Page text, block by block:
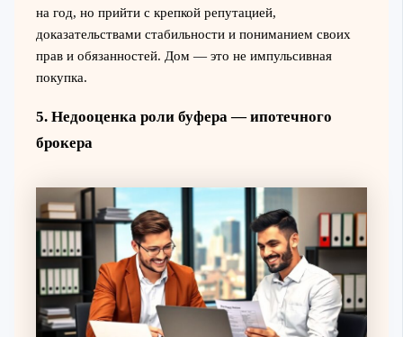
на год, но прийти с крепкой репутацией,
доказательствами стабильности и пониманием своих
прав и обязанностей. Дом — это не импульсивная
покупка.
5. Недооценка роли буфера — ипотечного
брокера